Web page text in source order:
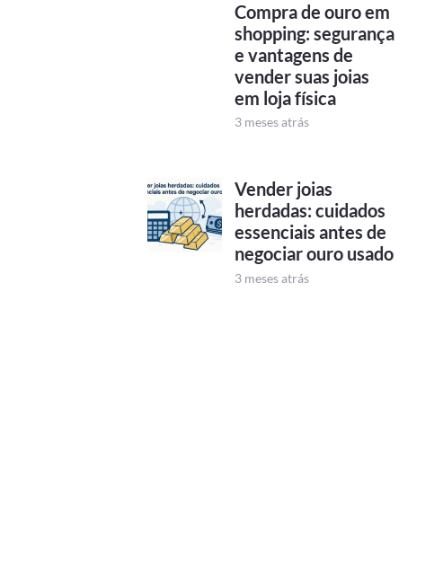
Compra de ouro em
shopping: segurança
e vantagens de
vender suas joias
em loja física
3 meses atrás
Vender joias
herdadas: cuidados
essenciais antes de
negociar ouro usado
3 meses atrás